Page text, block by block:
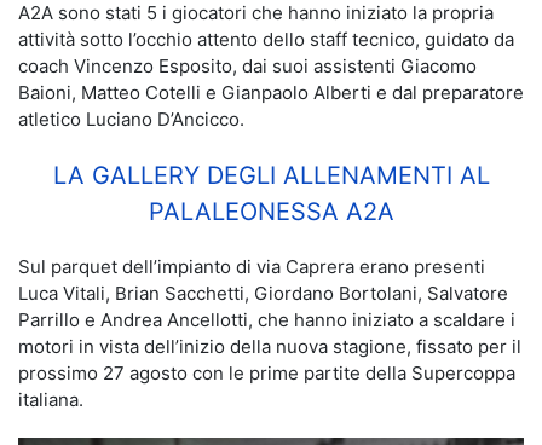
A2A sono stati 5 i giocatori che hanno iniziato la propria
attività sotto l’occhio attento dello staff tecnico, guidato da
coach Vincenzo Esposito, dai suoi assistenti Giacomo
Baioni, Matteo Cotelli e Gianpaolo Alberti e dal preparatore
atletico Luciano D’Ancicco.
LA GALLERY DEGLI ALLENAMENTI AL
PALALEONESSA A2A
Sul parquet dell’impianto di via Caprera erano presenti
Luca Vitali, Brian Sacchetti, Giordano Bortolani, Salvatore
Parrillo e Andrea Ancellotti, che hanno iniziato a scaldare i
motori in vista dell’inizio della nuova stagione, fissato per il
prossimo 27 agosto con le prime partite della Supercoppa
italiana.